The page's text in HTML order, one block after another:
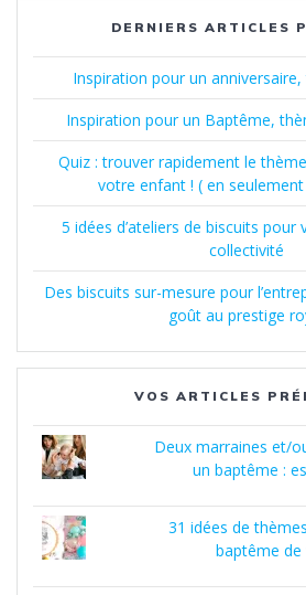
DERNIERS ARTICLES
Inspiration pour un
Inspiration pour un Baptême,
Quiz : trouver rapidement le
votre enfant ! ( en
5 idées d’ateliers de biscuits
collectivité
Des biscuits sur-mesure pour
goût au prestige
VOS ARTICLES
Deux marraines et/
un baptême :
31 idées de
baptême de